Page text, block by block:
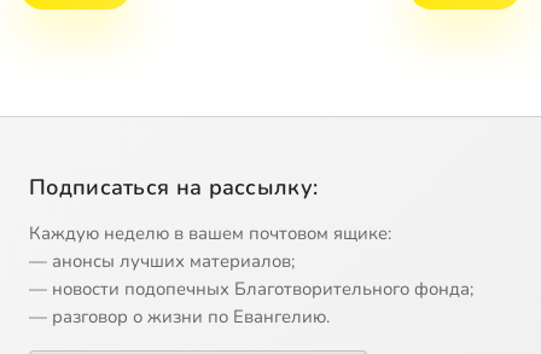
Подписаться на рассылку:
Каждую неделю в вашем почтовом ящике:
— анонсы лучших материалов;
— новости подопечных Благотворительного фонда;
— разговор о жизни по Евангелию.